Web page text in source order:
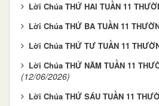
Lời Chúa THỨ HAI TUẦN 11
Lời Chúa THỨ BA TUẦN 11
Lời Chúa THỨ TƯ TUẦN 11
Lời Chúa THỨ NĂM TUẦN 11
(12/06/2026)
Lời Chúa THỨ SÁU TUẦN 11